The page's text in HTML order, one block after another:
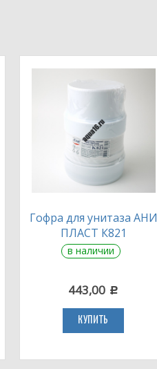
Гофра для унитаза АНИ
ПЛАСТ К821
в наличии
443,00 c
КУПИТЬ